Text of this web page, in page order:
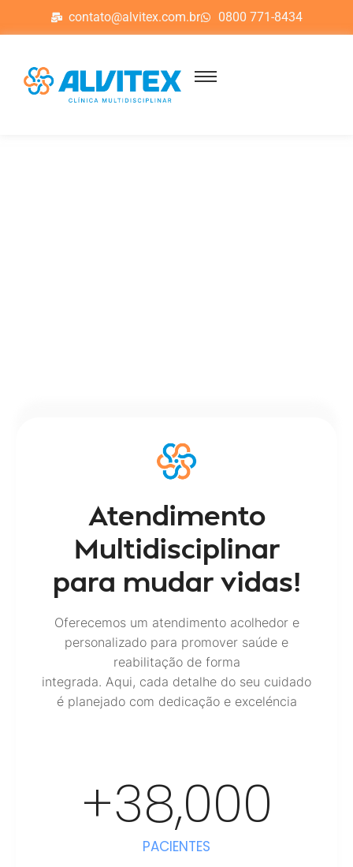
contato@alvitex.com.br 0800 771-8434
Atendimento
Multidisciplinar
para mudar vidas!
Oferecemos um atendimento acolhedor e
personalizado para promover saúde e
reabilitação de forma
integrada. Aqui, cada detalhe do seu cuidado
é planejado com dedicação e exceléncia
PACIENTES
+38,000